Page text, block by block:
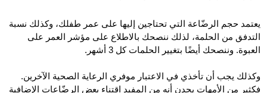
يعتمد حجم الرضّاعة التي تحتاجين إليها على عمر طفلك، وكذلك نسبة
التدفق من الحلمة، لذلك ننصحك بالاطلاع على مؤشر العمر على
العبوة. وننصحك أيضًا بتغيير الحلمات كل 3 أشهر.
وكذلك يجب أن تأخذي في الاعتبار موفري الرعاية الصحية الآخرين.
فكثير من الأمهات يجدن أنه من المفيد اقتناء بعض الرضّاعات الإضافية